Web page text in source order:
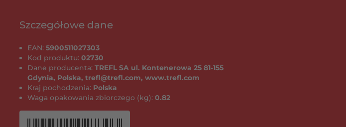
Szczegółowe dane
EAN: 5900511027303
Kod produktu: 02730
Dane producenta: TREFL SA ul. Kontenerowa 25 81-155
Gdynia, Polska, trefl@trefl.com, www.trefl.com
Kraj pochodzenia: Polska
Waga opakowania zbiorczego (kg): 0.82